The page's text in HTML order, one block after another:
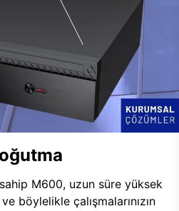
M600, uzun süre yüksek
böylelikle çalışmalarınızın